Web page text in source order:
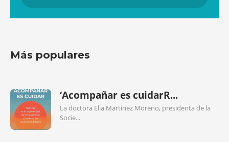
Más populares
‘Acompañar es cuidarR...
La doctora Elia Martínez Moreno, presidenta de la
Socie...